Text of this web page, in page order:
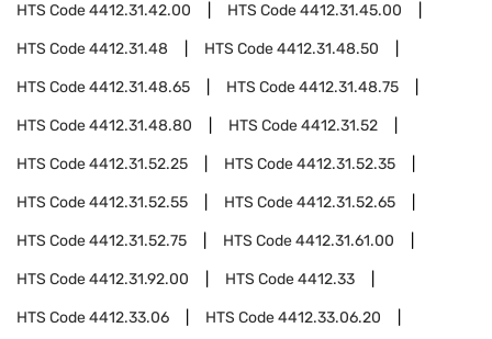
HTS Code4412.31.42.00 HTS Code4412.31.45.00
HTS Code4412.31.48 HTS Code4412.31.48.50
HTS Code4412.31.48.65 HTS Code4412.31.48.75
HTS Code4412.31.48.80 HTS Code4412.31.52
HTS Code4412.31.52.25 HTS Code4412.31.52.35
HTS Code4412.31.52.55 HTS Code4412.31.52.65
HTS Code4412.31.52.75 HTS Code4412.31.61.00
HTS Code4412.31.92.00 HTS Code4412.33
HTS Code4412.33.06 HTS Code4412.33.06.20